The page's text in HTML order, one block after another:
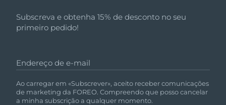
Subscreva e obtenha 15% de desconto no seu
primeiro pedido!
Endereço de e-mail
Ao carregar em «Subscrever», aceito receber comunicações
de marketing da FOREO. Compreendo que posso cancelar
a minha subscrição a qualquer momento.